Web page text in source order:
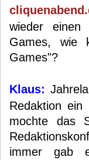
wieder einen
Games, wie
Games"?
Klaus:
Redaktion ein
mochte das
immer gab